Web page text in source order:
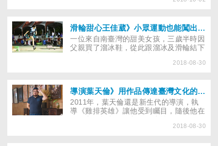
訴大家，不管遇到任何困難與挫折，都不
輕易說放棄。（2023.8.8更新）
滑輪甜心王佳葳》小眾運動也能闖出一片天！
一位來自南臺灣的甜美女孩，三歲半時因
父親買了溜冰鞋，從此跟溜冰及滑輪結下
年，是速樁界的優秀選手。媒體常形容她
爺爺、奶奶和爸爸，壓力大到崩潰痛哭，
也讓她被迫早熟。如今事過境遷，回首那
段往事，王佳葳說：「最高興的是，現在
自己可以賺錢分擔家計，不必讓爸爸一人
2018-08-30
導演葉天倫》用作品傳達臺灣文化的價值
2011年，葉天倫還是新生代的導演，執
導《雞排英雄》讓他受到矚目，隨後他在
括《愛。回來》、《含笑食堂》及《紫色
2018-08-30